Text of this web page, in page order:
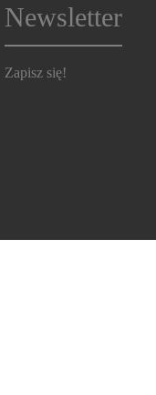
Newsletter
Zapisz się!